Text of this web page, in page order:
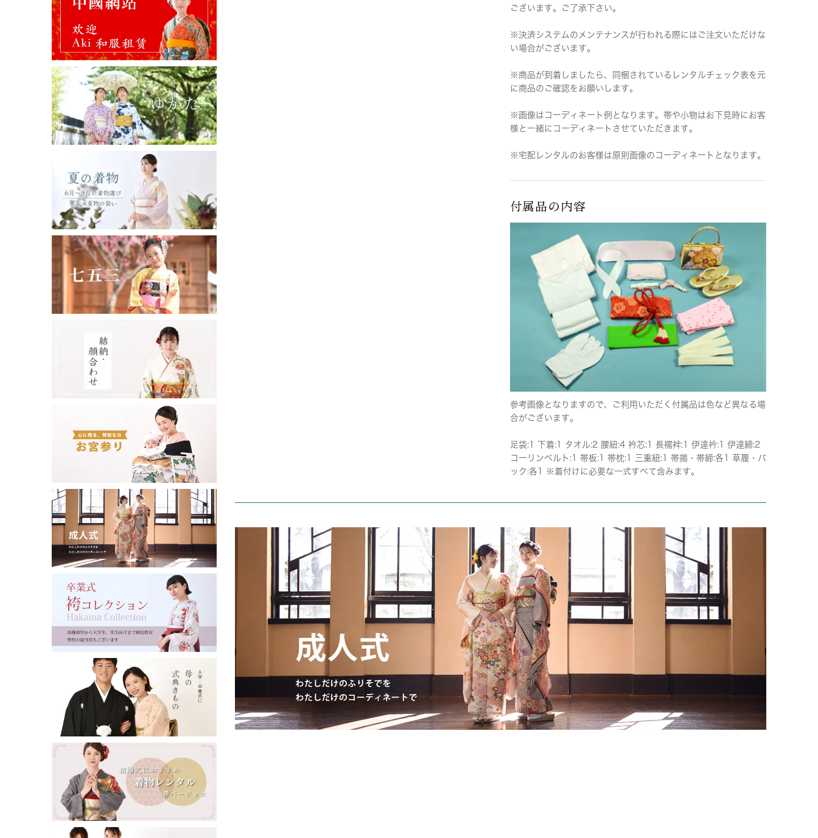
ございます。ご了承下さい。
※決済システムのメンテナンスが行われる際にはご注文いただけな
い場合がございます。
※商品が到着しましたら、同梱されているレンタルチェック表を元
に商品のご確認をお願いします。
※画像はコーディネート例となります。帯や小物はお下見時にお客
様と一緒にコーディネートさせていただきます。
※宅配レンタルのお客様は原則画像のコーディネートとなります。
付属品の内容
参考画像となりますので、ご利用いただく付属品は色など異なる場
合がございます。
足袋:1 下着:1 タオル:2 腰紐:4 衿芯:1 長襦袢:1 伊達衿:1 伊達締:2
コーリンベルト:1 帯板:1 帯枕:1 三重紐:1 帯揚・帯締:各1 草履・バ
ック:各1 ※着付けに必要な一式すべて含みます。